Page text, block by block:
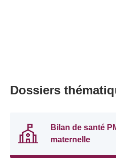
Dossiers
Bilan de santé
maternelle